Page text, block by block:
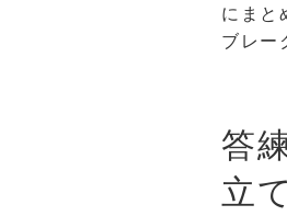
にまと
ブレー
答
立